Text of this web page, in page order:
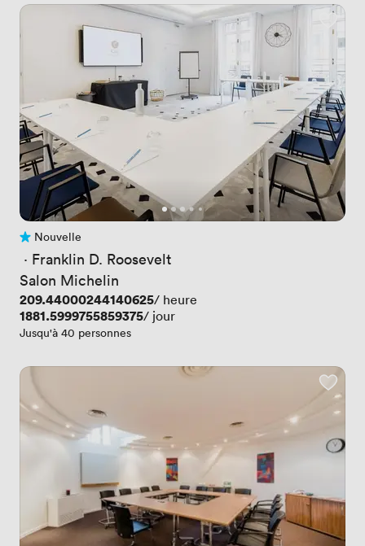
Pas encore d'avis
Nouvelle
· Franklin D. Roosevelt
Salon Michelin
Prix
209.44000244140625/ heure
Prix
1881.5999755859375/ jour
Jusqu'à 40 personnes